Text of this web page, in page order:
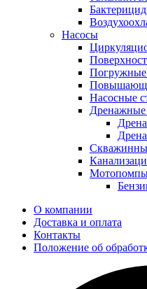
Насосы
Погружные
Насосные
Дренажные
О компании
Доставка и оплата
Контакты
Положение об